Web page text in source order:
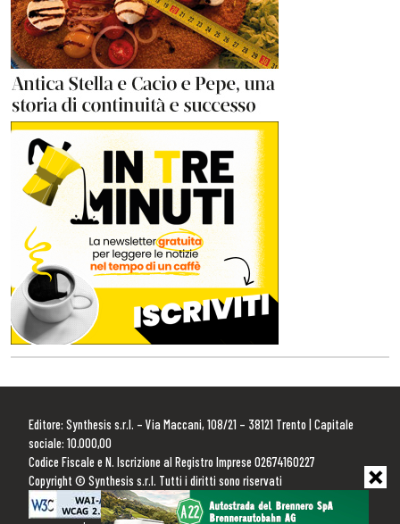
Editore: Synthesis s.r.l. – Via Maccani, 108/21 – 38121 Trento | Capitale
sociale: 10.000,00
Codice Fiscale e N. Iscrizione al Registro Imprese 02674160227
Copyright © Synthesis s.r.l. Tutti i diritti sono riservati